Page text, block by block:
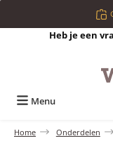
Ga naar de hoofdinhoud
Heb je een
Menu
Home Onderdelen